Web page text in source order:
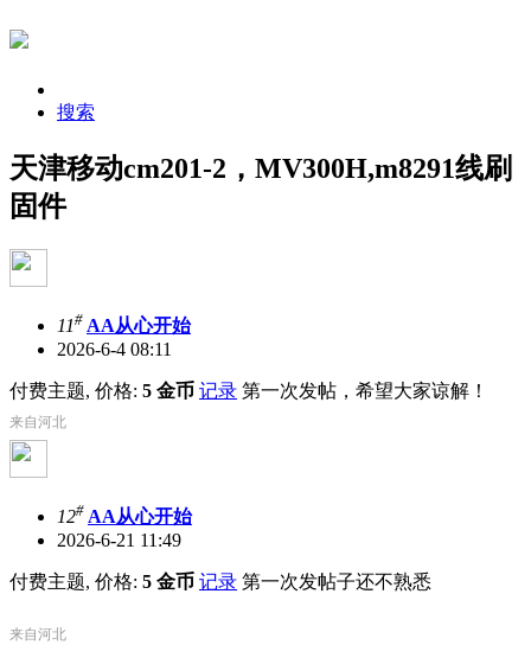
搜索
天津移动cm201-2，MV300H,m8291线刷
固件
11# AA从心开始
2026-6-4 08:11
付费主题, 价格: 5 金币 记录 第一次发帖，希望大家谅解！
来自河北
12# AA从心开始
2026-6-21 11:49
付费主题, 价格: 5 金币 记录 第一次发帖子还不熟悉
来自河北